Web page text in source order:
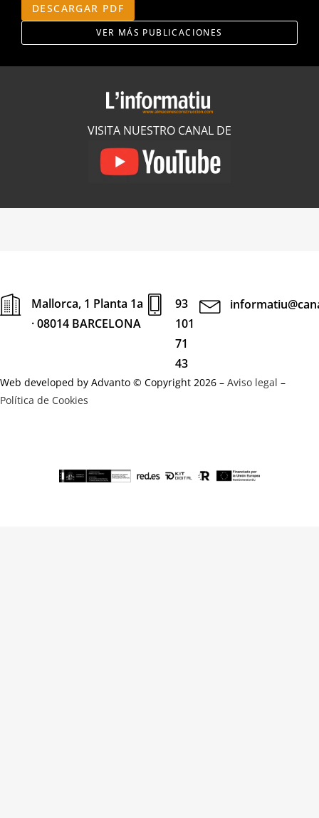
DESCARGAR PDF
VER MÁS PUBLICACIONES
VISITA NUESTRO CANAL DE
Mallorca, 1 Planta 1a
· 08014 BARCELONA
93
101
71
43
Web developed by Advanto © Copyright 2026 – Aviso legal –
Política de Cookies